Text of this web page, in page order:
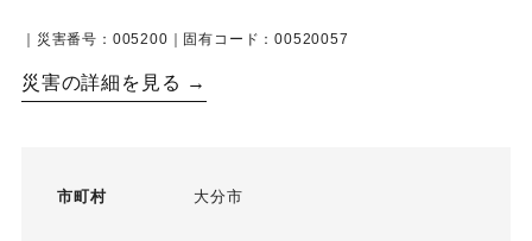
｜災害番号：005200｜固有コード：00520057
災害の詳細を見る →
市町村 大分市